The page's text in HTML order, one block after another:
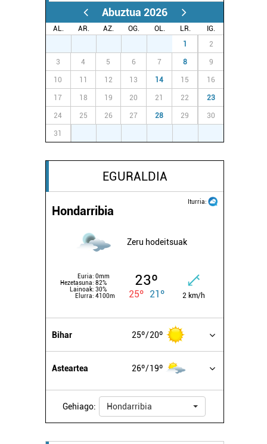
Abuztua 2026
AL. AR. AZ. OG. OL. LR.
IG.
1 2
3 4 5 6 7 8 9
10 11 12 13 14 15 16
17 18 19 20 21 22 23
24 25 26 27 28 29 30
31
EGURALDIA
Iturria:
Hondarribia
Zeru hodeitsuak
Euria: 0mm
Hezetasuna: 82%
Lainoak: 30%
Elurra: 4100m
23º
25º 21º 2 km/h
Bihar 25º 20º
Asteartea 26º 19º
Gehiago: Hondarribia